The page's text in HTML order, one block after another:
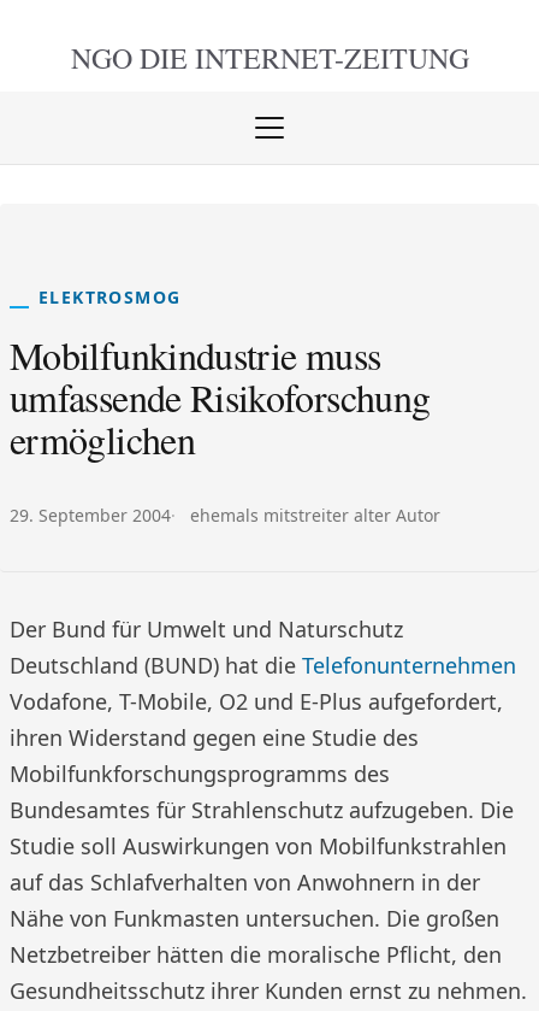
NGO DIE INTERNET-ZEITUNG
Menü
ELEKTROSMOG
Mobilfunkindustrie muss
umfassende Risikoforschung
ermöglichen
Veröffentlicht am:
29. September 2004 Autor:
ehemals mitstreiter alter Autor
Der Bund für Umwelt und Naturschutz
Deutschland (BUND) hat die Telefonunternehmen
Vodafone, T-Mobile, O2 und E-Plus aufgefordert,
ihren Widerstand gegen eine Studie des
Mobilfunkforschungsprogramms des
Bundesamtes für Strahlenschutz aufzugeben. Die
Studie soll Auswirkungen von Mobilfunkstrahlen
auf das Schlafverhalten von Anwohnern in der
Nähe von Funkmasten untersuchen. Die großen
Netzbetreiber hätten die moralische Pflicht, den
Gesundheitsschutz ihrer Kunden ernst zu nehmen.